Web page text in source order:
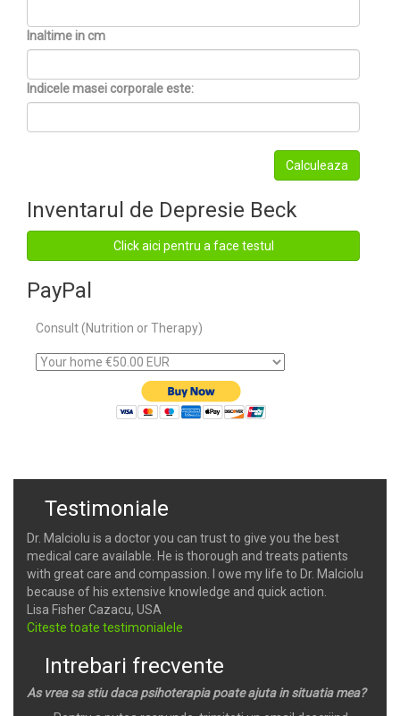
Inaltime in cm
Indicele masei corporale este:
Inventarul de Depresie Beck
Click aici pentru a face testul
PayPal
Consult (Nutrition or Therapy)
Testimoniale
Dr. Malciolu is a doctor you can trust to give you the best
medical care available. He is thorough and treats patients
with great care and compassion. I owe my life to Dr. Malciolu
because of his extensive knowledge and quick action.
Lisa Fisher Cazacu, USA
Citeste toate testimonialele
Intrebari frecvente
As vrea sa stiu daca psihoterapia poate ajuta in situatia mea?